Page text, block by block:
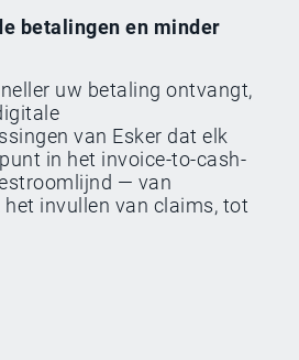
betalingen en minder
uw betaling ontvangt,
van Esker dat elk
in het invoice-to-cash-
— van
invullen van claims, tot